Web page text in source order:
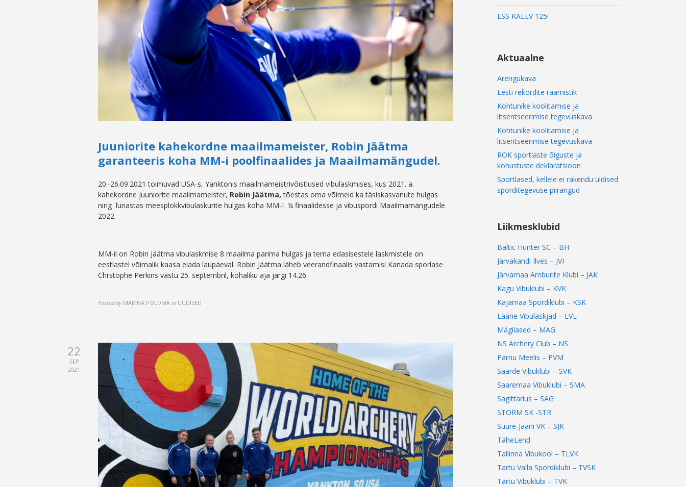
Juuniorite kahekordne maailmameister, Robin Jäätma
garanteeris koha MM-i poolfinaalides ja Maailmamängudel.
20.-26.09.2021 toimuvad USA-s, Yanktonis maailmameistrivõistlused vibulaskmises, kus 2021. a.
kahekordne juuniorite maailmameister, Robin Jäätma, tõestas oma võimeid ka täsiskasvanute hulgas
ning lunastas meesplokkvibulaskurite hulgas koha MM-I ¼ finaalidesse ja vibuspordi Maailmamängudele
2022.
MM-il on Robin Jäätma vibulaskmise 8 maailma parima hulgas ja tema edasisestele laskmistele on
eestlastel võimalik kaasa elada laupäeval. Robin Jäätma läheb veerandfinaalis vastamisi Kanada sporlase
Chrstophe Perkins vastu 25. septembril, kohaliku aja järgi 14.26.
Posted by MARINA PÕLDMA in UUDISED
22
SEP
2021
ESS KALEV 125!
Aktuaalne
Arengukava
Eesti rekordite raamistik
Kohtunike koolitamise ja
litsentseerimise tegevuskava
Kohtunike koolitamise ja
litsentseerimise tegevuskava
ROK sportlaste õiguste ja
kohustuste deklaratsioon
Sportlased, kellele ei rakendu üldised
sporditegevuse piirangud
Liikmesklubid
Baltic Hunter SC – BH
Järvakandi Ilves – JVI
Järvamaa Amburite Klubi – JAK
Kagu Vibuklubi – KVK
Kajamaa Spordiklubi – KSK
Lääne Vibulaskjad – LVL
Mägilased – MAG
NS Archery Club – NS
Pärnu Meelis – PVM
Saarde Vibuklubi – SVK
Saaremaa Vibuklubi – SMA
Sagittarius – SAG
STORM SK -STR
Suure-Jaani VK – SJK
TäheLend
Tallinna Vibukool – TLVK
Tartu Valla Spordiklubi – TVSK
Tartu Vibuklubi – TVK